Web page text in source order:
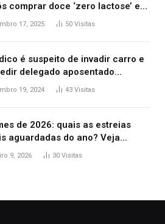
comprar doce ‘zero lactose’ e
ter reação alérgica grave
17, 2025 50 Visitas
é suspeito de invadir carro e
delegado aposentado
confusão no trânsito
19, 2024 43 Visitas
de 2026: quais as estreias
aguardadas do ano? Veja
lançamentos do cinema
9, 2026 30 Visitas